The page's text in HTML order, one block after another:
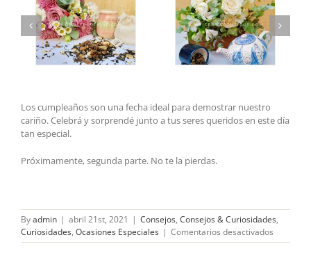
Los cumpleaños son una fecha ideal para demostrar nuestro
cariño. Celebrá y sorprendé junto a tus seres queridos en este día
tan especial.
Próximamente, segunda parte. No te la pierdas.
Byadmin | abril 21st, 2021 | Consejos, Consejos & Curiosidades,
Curiosidades, Ocasiones Especiales | Comentarios desactivados
Guía